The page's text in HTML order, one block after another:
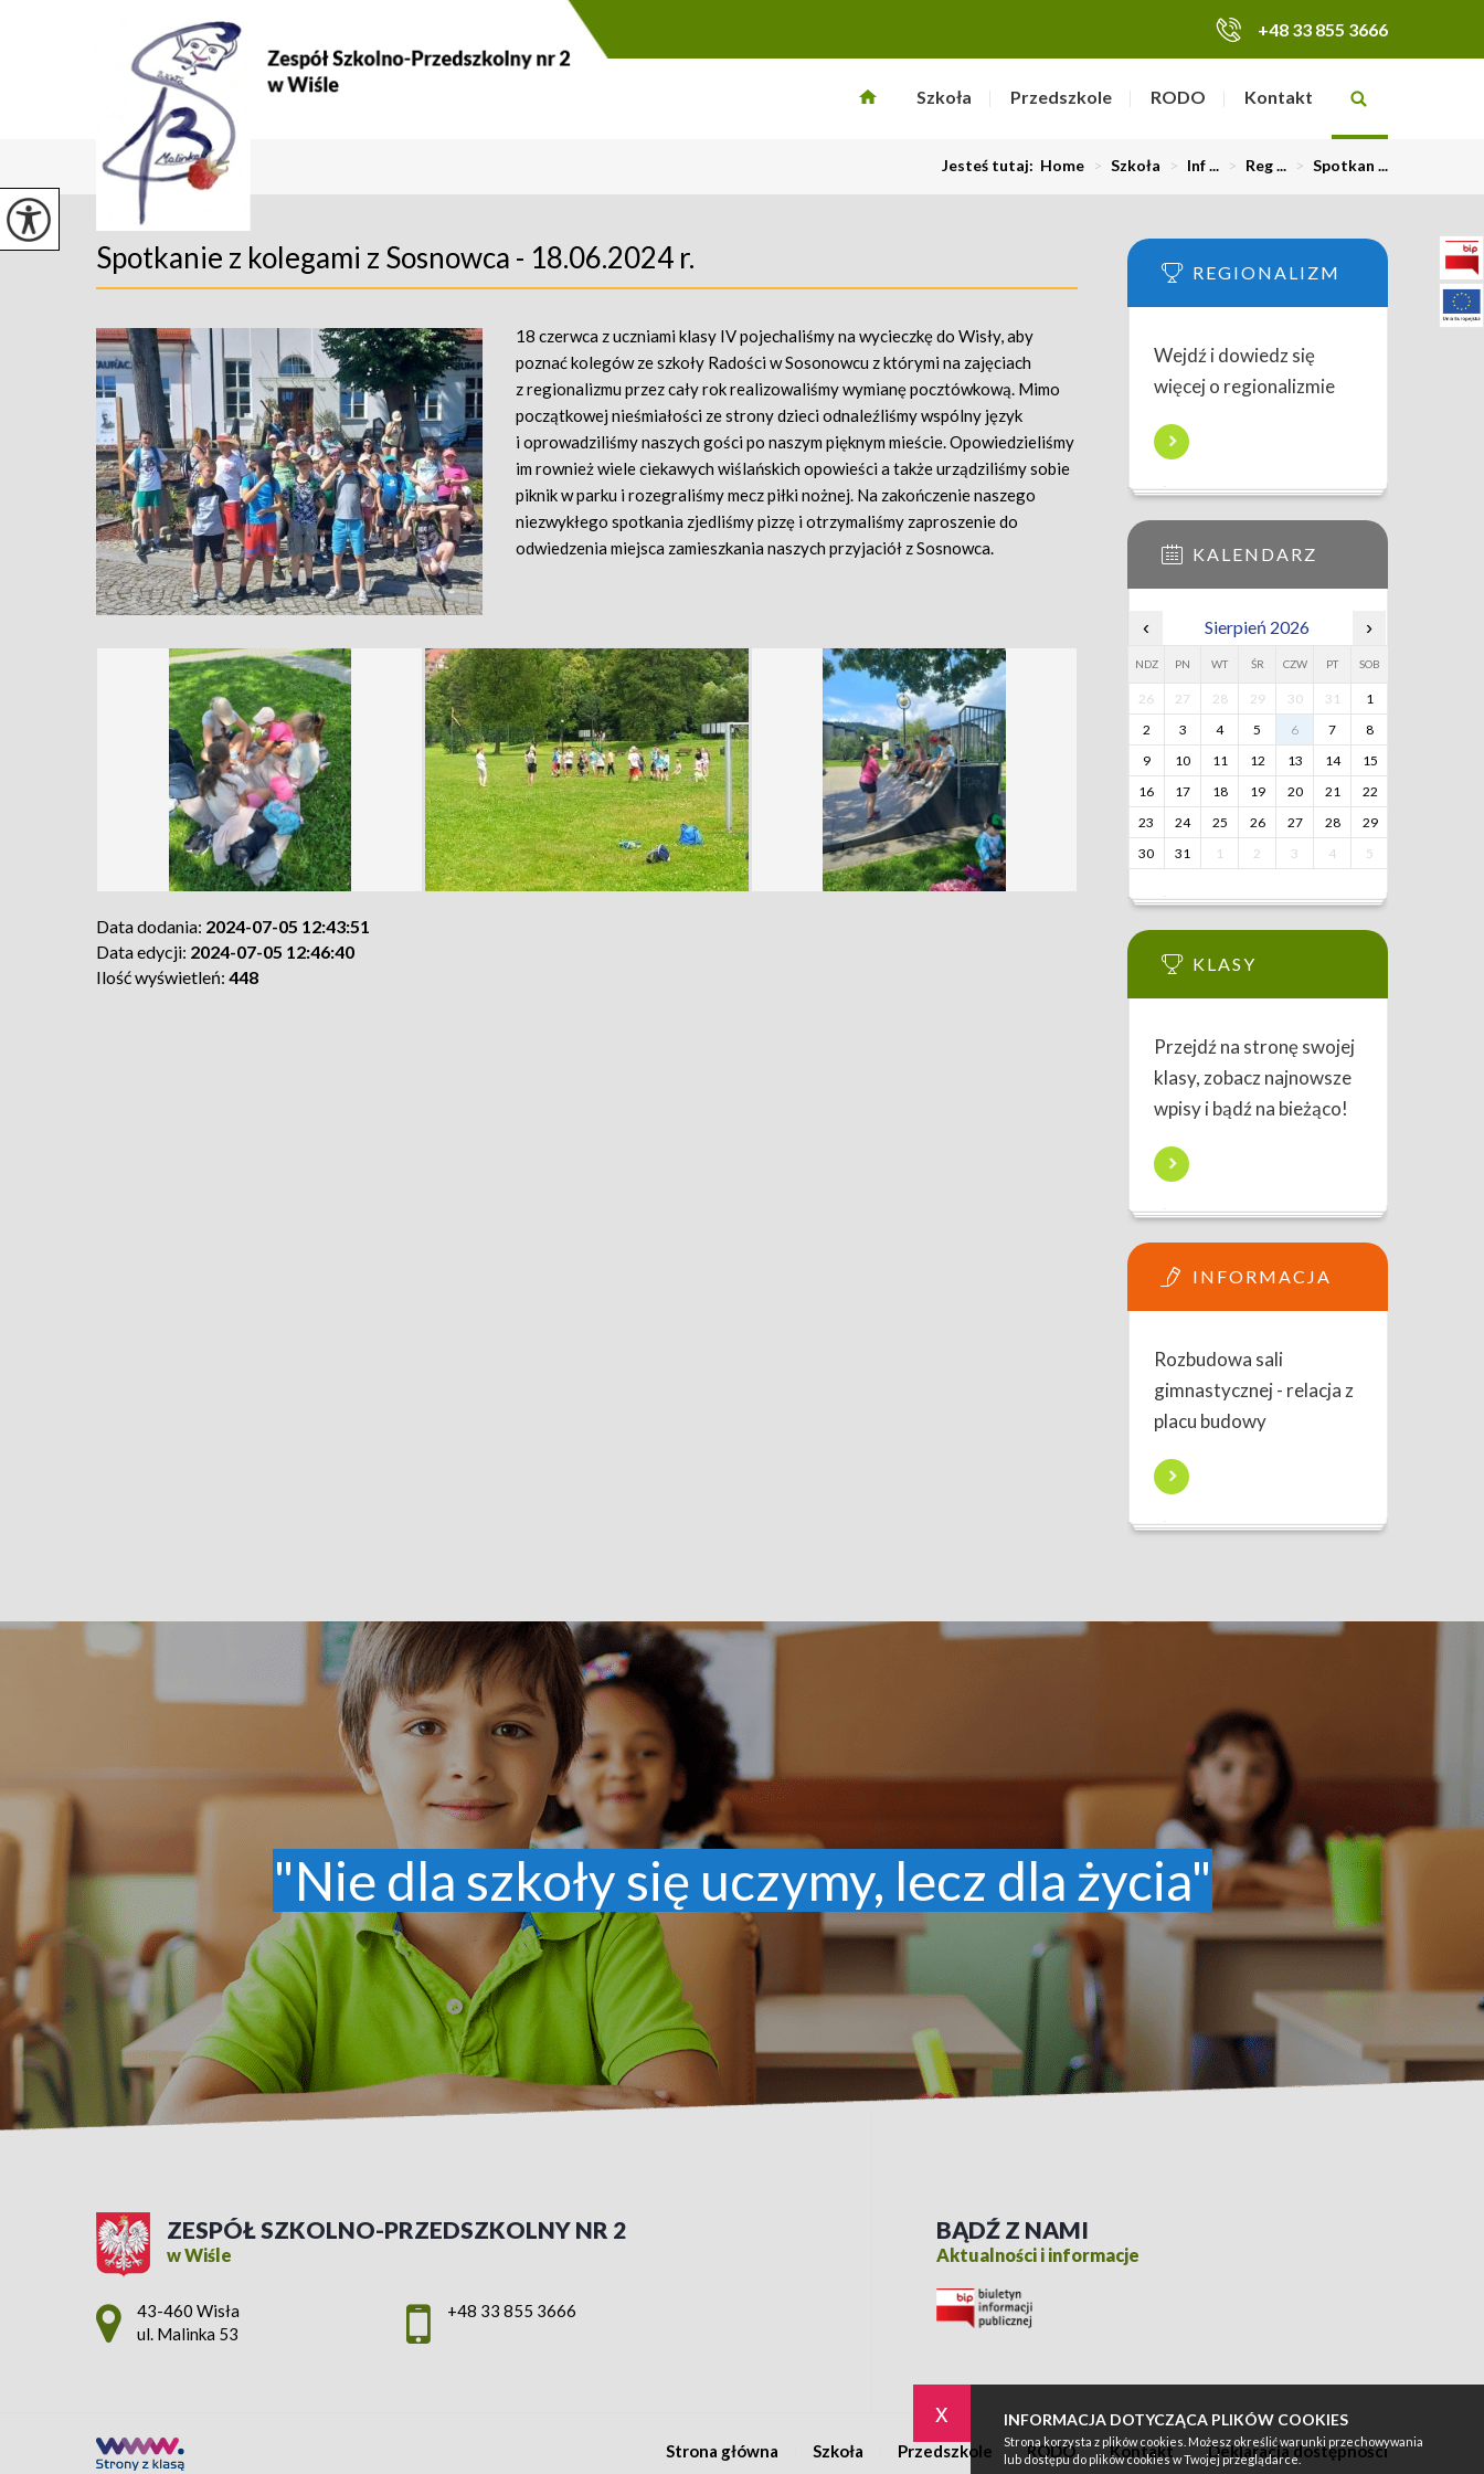
x INFORMACJA DOTYCZĄCA PLIKÓW COOKIES
Strona korzysta z plików cookies. Możesz określić warunki przechowywania
lub dostępu do plików cookies w Twojej przeglądarce.
+48 33 855 3666
Szkoła Przedszkole RODO Kontakt
Jesteś tutaj: Home > Szkoła > Inf ... > Reg ... > Spotkan ...
Spotkanie z kolegami z Sosnowca - 18.06.2024 r.
18 czerwca z uczniami klasy IV pojechaliśmy na wycieczkę do Wisły, aby
poznać kolegów ze szkoły Radości w Sosonowcu z którymi na zajęciach
z regionalizmu przez cały rok realizowaliśmy wymianę pocztówkową. Mimo
początkowej nieśmiałości ze strony dzieci odnaleźliśmy wspólny język
i oprowadziliśmy naszych gości po naszym pięknym mieście. Opowiedzieliśmy
im rownież wiele ciekawych wiślańskich opowieści a także urządziliśmy sobie
piknik w parku i rozegraliśmy mecz piłki nożnej. Na zakończenie naszego
niezwykłego spotkania zjedliśmy pizzę i otrzymaliśmy zaproszenie do
odwiedzenia miejsca zamieszkania naszych przyjaciół z Sosnowca.
Data dodania: 2024-07-05 12:43:51
Data edycji: 2024-07-05 12:46:40
Ilość wyświetleń: 448
REGIONALIZM
Wejdź i dowiedz się
więcej o regionalizmie
KALENDARZ
‹ Sierpień 2026 ›
NDZ PN WT ŚR CZW PT SOB
26 27 28 29 30 31
1
2
3 4 5 6 7
8
9
10 11 12 13 14
15
16
17 18 19 20 21
22
23
24 25 26 27 28
29
30
31 1 2 3 4 5
KLASY
Przejdź na stronę swojej
klasy, zobacz najnowsze
wpisy i bądź na bieżąco!
INFORMACJA
Rozbudowa sali
gimnastycznej - relacja z
placu budowy
"Nie dla szkoły się uczymy, lecz dla życia"
ZESPÓŁ SZKOLNO-PRZEDSZKOLNY NR 2
w Wiśle
Adres pocztowy:
43-460 Wisła
ul. Malinka 53
+48 33 855 3666
BĄDŹ Z NAMI
Aktualności i informacje
Strona główna Szkoła Przedszkole RODO Kontakt Deklaracja dostępności